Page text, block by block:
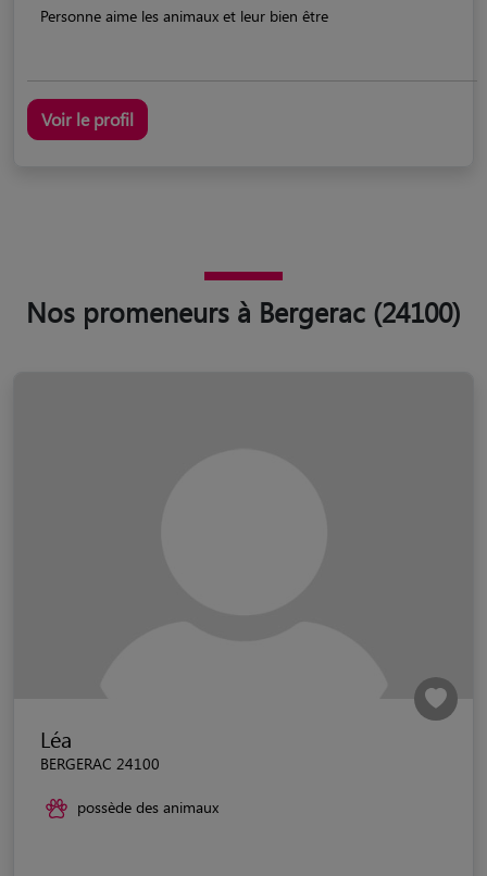
Personne aime les animaux et leur bien être
Voir le profil
Nos promeneurs à Bergerac (24100)
Léa
BERGERAC 24100
possède des animaux